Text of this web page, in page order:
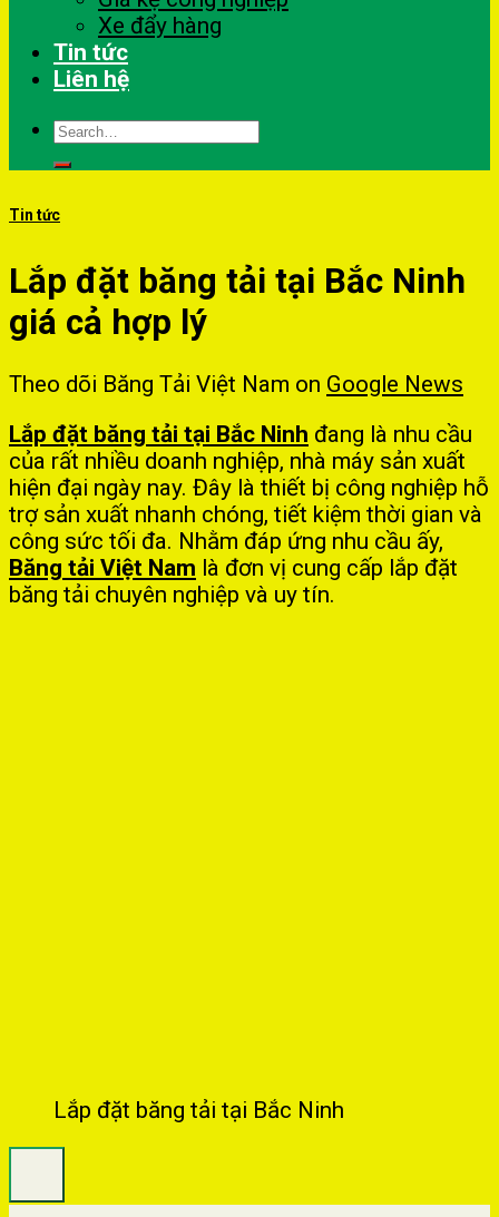
Xe đẩy hàng
Tin tức
Liên hệ
Search
Tin tức
Lắp đặt băng tải tại Bắc Ninh
giá cả hợp lý
Theo dõi Băng Tải Việt Nam on Google News
Lắp đặt băng tải tại Bắc Ninh đang là nhu cầu
của rất nhiều doanh nghiệp, nhà máy sản xuất
hiện đại ngày nay. Đây là thiết bị công nghiệp hỗ
trợ sản xuất nhanh chóng, tiết kiệm thời gian và
công sức tối đa. Nhằm đáp ứng nhu cầu ấy,
Băng tải Việt Nam là đơn vị cung cấp lắp đặt
băng tải chuyên nghiệp và uy tín.
Lắp đặt băng tải tại Bắc Ninh